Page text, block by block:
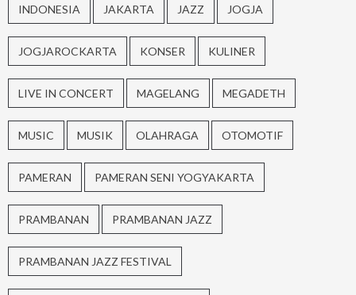
INDONESIA JAKARTA JAZZ JOGJA
JOGJAROCKARTA KONSER KULINER
LIVE IN CONCERT MAGELANG MEGADETH
MUSIC MUSIK OLAHRAGA OTOMOTIF
PAMERAN PAMERAN SENI YOGYAKARTA
PRAMBANAN PRAMBANAN JAZZ
PRAMBANAN JAZZ FESTIVAL